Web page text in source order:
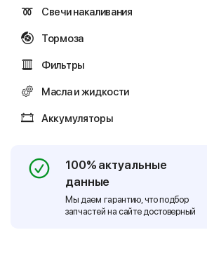
Свечи накаливания
Тормоза
Фильтры
Масла и жидкости
Аккумуляторы
100% актуальные
данные
Мы даем гарантию, что подбор
запчастей на сайте достоверный